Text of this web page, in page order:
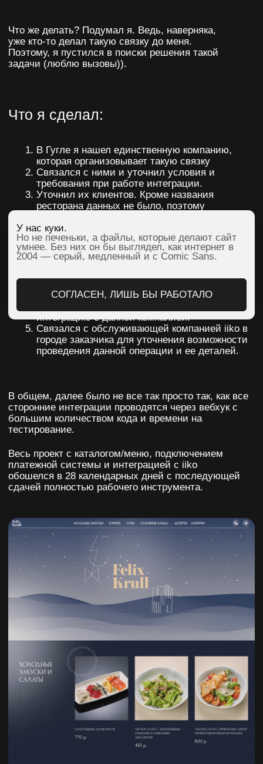
Автономно работающая связка
сайта и внутренней системы
ресторана
Снижение нагрузки при обработки
заявок на доставку еды через сайт
Итог:
Благодарим за то, что сделали очень
стильныйсайтдля нашей ресторана.
Большой плюс, что многие вопросы Александр
закрывал за нас, так как нам сложно было
быть в контестве, особенно с интеграцией с
Iiko. Все качественно и с хорошим вкусом!
Директор ресторана
ЧИТАТЬ ДРУГИЕ СТАТЬИ
Все таки остались вопросы или
уже готов сделать что-то крутое?
Я даю согласие на обработку персональных данных в соответствии с
политикой конфиденциальности
ОТПРАВИТЬ